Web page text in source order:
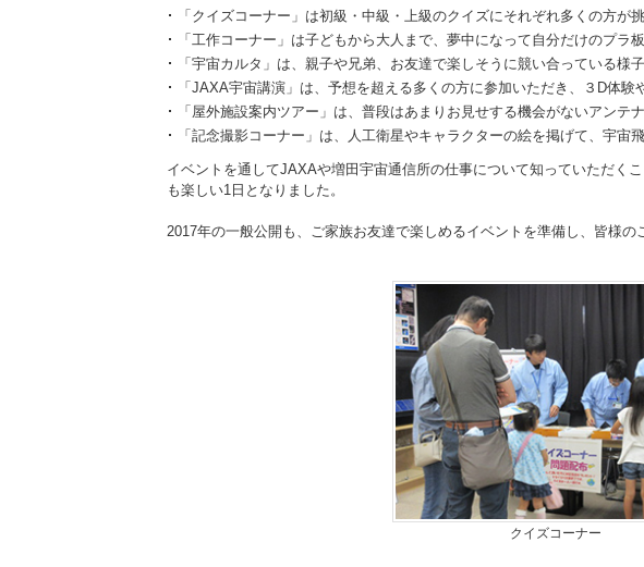
「クイズコーナー」は初級・中級・上級のクイズにそれぞれ多くの方が
「工作コーナー」は子どもから大人まで、夢中になって自分だけのプラ
「宇宙カルタ」は、親子や兄弟、お友達で楽しそうに競い合っている様
「JAXA宇宙講演」は、予想を超える多くの方に参加いただき、３D体験
「屋外施設案内ツアー」は、普段はあまりお見せする機会がないアンテ
「記念撮影コーナー」は、人工衛星やキャラクターの絵を掲げて、宇宙
イベントを通してJAXAや増田宇宙通信所の仕事について知っていただく
も楽しい1日となりました。
2017年の一般公開も、ご家族お友達で楽しめるイベントを準備し、皆様の
クイズコーナー